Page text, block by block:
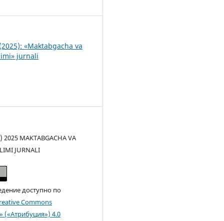
«Maktabgacha va
jurnali
MAKTABGACHA VA
JURNALI
доступно по
Commons
(«Атрибуция») 4.0